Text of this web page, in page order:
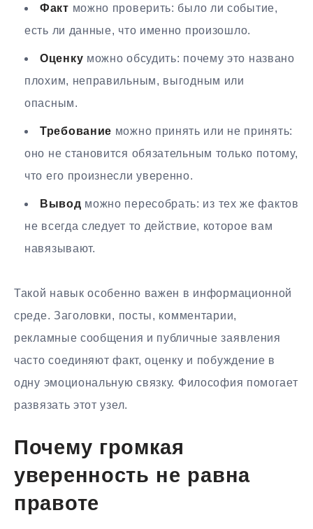
Факт можно проверить: было ли событие,
есть ли данные, что именно произошло.
Оценку можно обсудить: почему это названо
плохим, неправильным, выгодным или
опасным.
Требование можно принять или не принять:
оно не становится обязательным только потому,
что его произнесли уверенно.
Вывод можно пересобрать: из тех же фактов
не всегда следует то действие, которое вам
навязывают.
Такой навык особенно важен в информационной
среде. Заголовки, посты, комментарии,
рекламные сообщения и публичные заявления
часто соединяют факт, оценку и побуждение в
одну эмоциональную связку. Философия помогает
развязать этот узел.
Почему громкая
уверенность не равна
правоте